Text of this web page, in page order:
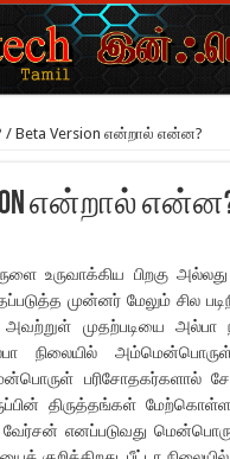
/ Beta Version என்றால் என்ன?
என்றால்
உருவாக்கிய பிறகு அல்லது
முன்னர் மேலும் சில
அவற்றுள் முதற்படியை அல்பா
நிலையில்
பரிசோதகர்களால்
திருத்தங்கள்
வேர்சன் எனப்படுவது